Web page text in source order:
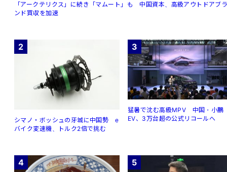
「アークテリクス」に続き「マムート」も 中国資本、高級アウトドアブ
ンド買収を加速
2
シマノ・ボッシュの牙城に中国勢 e
バイク変速機、トルク2倍で挑む
3
猛暑で沈む高級MPV 中国・小鵬
EV、3万台超の公式リコールへ
4 5